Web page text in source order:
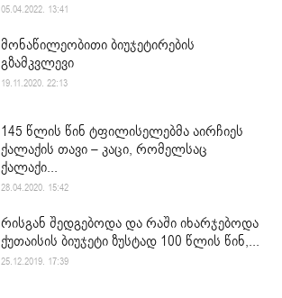
05.04.2022. 13:41
მონაწილეობითი ბიუჯეტირების
გზამკვლევი
19.11.2020. 22:13
145 წლის წინ ტფილისელებმა აირჩიეს
ქალაქის თავი – კაცი, რომელსაც
ქალაქი...
28.04.2020. 15:42
რისგან შედგებოდა და რაში იხარჯებოდა
ქუთაისის ბიუჯეტი ზუსტად 100 წლის წინ,...
25.12.2019. 17:39